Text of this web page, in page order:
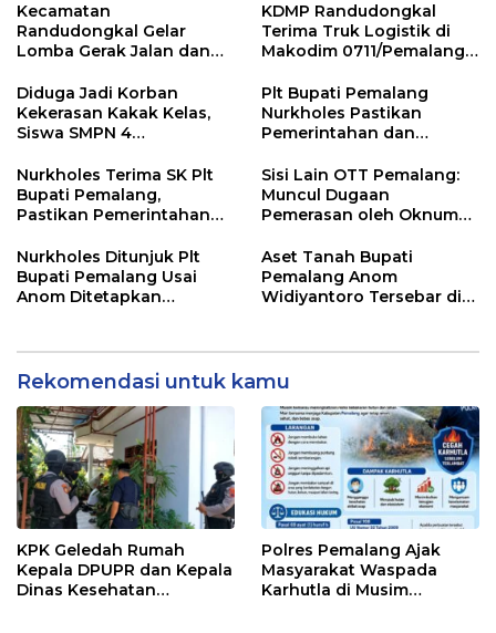
Kecamatan
Randudongkal Gelar
Lomba Gerak Jalan dan
HUT RI ke-81
KDMP Randudongkal
Terima Truk Logistik di
Makodim 0711/Pemalang
Desa
Diduga Jadi Korban
Kekerasan Kakak Kelas,
Siswa SMPN 4
Dunia
Plt Bupati Pemalang
Nurkholes Pastikan
Pemerintahan dan
Berjalan
Nurkholes Terima SK Plt
Bupati Pemalang,
Pastikan Pemerintahan
Sisi Lain OTT Pemalang:
Muncul Dugaan
Pemerasan oleh Oknum
Nurkholes Ditunjuk Plt
Bupati Pemalang Usai
Anom Ditetapkan
Aset Tanah Bupati
Pemalang Anom
Widiyantoro Tersebar di
Rekomendasi untuk kamu
KPK Geledah Rumah
Kepala DPUPR dan Kepala
Dinas Kesehatan
Polres Pemalang Ajak
Masyarakat Waspada
Karhutla di Musim